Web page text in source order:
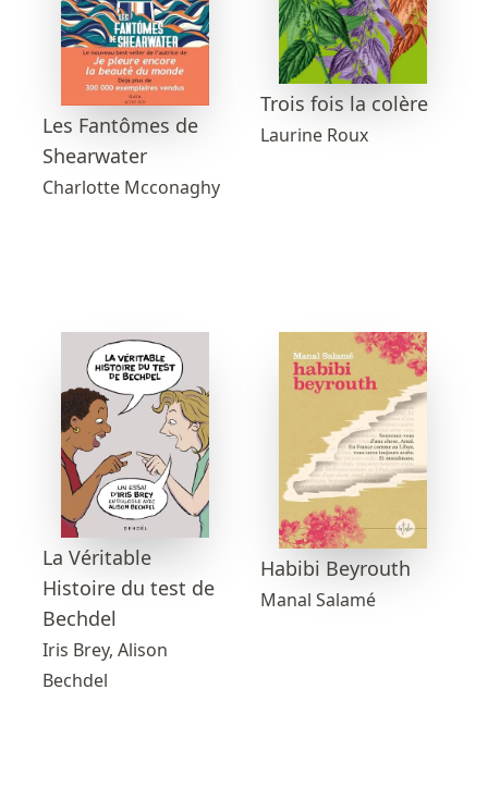
Les Fantômes de
Shearwater
Charlotte Mcconaghy
Trois fois la colère
Laurine Roux
La Véritable
Histoire du test de
Bechdel
Iris Brey, Alison
Bechdel
Habibi Beyrouth
Manal Salamé